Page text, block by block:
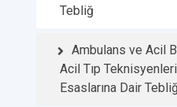
Tebliğ
Ambulans ve Acil
Acil Tıp
Esaslarına Dair Tebliğ